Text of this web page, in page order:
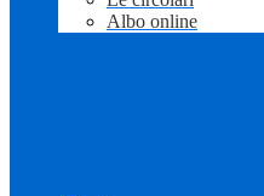
Albo online